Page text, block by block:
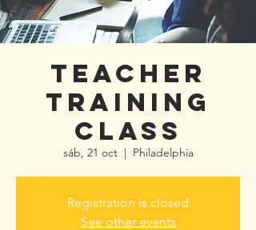
Teacher
Training
class
sáb, 21 oct
  |
Philadelphia
Registration is closed
See other events